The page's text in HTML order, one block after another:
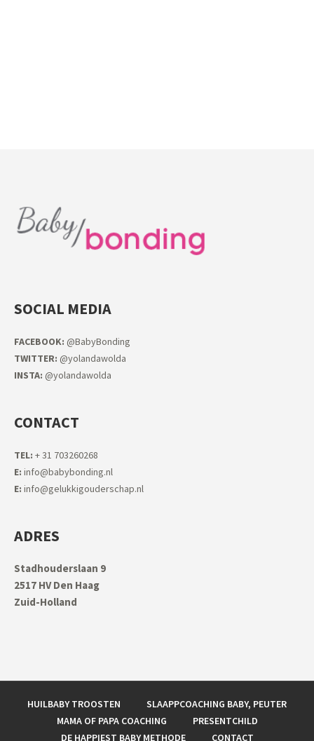
SOCIAL MEDIA
FACEBOOK: @BabyBonding
TWITTER: @yolandawolda
INSTA: @yolandawolda
CONTACT
TEL: + 31 703260268
E: info@babybonding.nl
E: info@gelukkigouderschap.nl
ADRES
Stadhouderslaan 9
2517 HV Den Haag
Zuid-Holland
HUILBABY TROOSTEN
SLAAPPCOACHING BABY, PEUTER
MAMA OF PAPA COACHING
PRESENTCHILD
DE HAPPIEST BABY METHODE
CONTACT